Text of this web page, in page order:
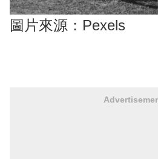
圖片來源：Pexels